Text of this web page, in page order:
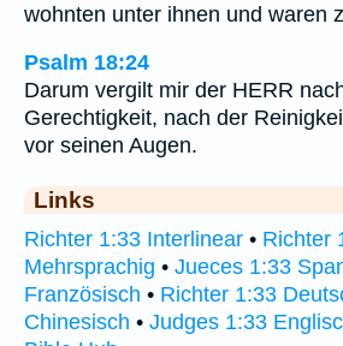
wohnten unter ihnen und waren
Psalm 18:24
Darum vergilt mir der HERR
Gerechtigkeit, nach der
vor seinen Augen.
Links
Richter 1:33 Interlinear • Richter
Mehrsprachig • Jueces 1:33
Französisch • Richter 1:33
Chinesisch • Judges 1:33